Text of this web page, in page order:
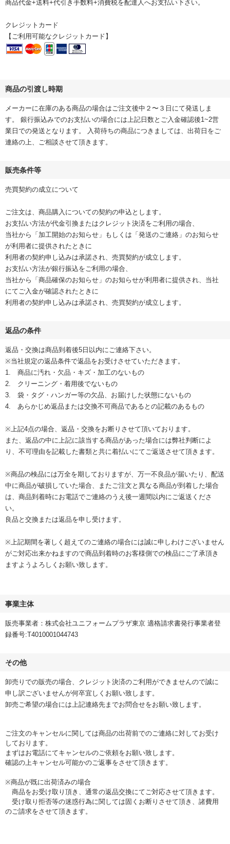
商品代金+送料+代引き手数料+消費税を配達人へお支払い下さい。
クレジットカード
【ご利用可能なクレジットカード】
商品の引渡し時期
メーカーに在庫のある商品の場合はご注文後中２〜３日にて発送しま
す。 銀行振込みでのお支払いの場合には上記日数とご入金確認後1~2営
業日での発送となります。 入荷待ちの商品につきましては、出荷日をご
連絡の上、ご相談させて頂きます。
販売条件等
売買契約の成立について
ご注文は、商品購入についての契約の申込とします。
お支払い方法が代金引換またはクレジット決済をご利用の場合、
当社から「加工開始のお知らせ」もしくは「発送のご連絡」のお知らせ
が利用者に提供されたときに
利用者の契約申し込みは承諾され、売買契約が成立します。
お支払い方法が銀行振込をご利用の場合、
当社から「商品確保のお知らせ」のお知らせが利用者に提供され、当社
にてご入金が確認されたときに
利用者の契約申し込みは承諾され、売買契約が成立します。
返品の条件
返品・交換は商品到着後5日以内にご連絡下さい。
※当社規定の返品条件で返品をお受けさせていただきます。
1. 商品に汚れ・欠品・キズ・加工のないもの
2. クリーニング・着用後でないもの
3. 袋・タグ・ハンガー等の欠品、お届けした状態にないもの
4. あらかじめ返品または交換不可商品であるとの記載のあるもの
※上記4点の場合、返品・交換をお断りさせて頂いております。
また、返品の中に上記に該当する商品があった場合には弊社判断によ
り、不可理由を記載した書類と共に着払いにてご返送させて頂きます。
※商品の検品には万全を期しておりますが、万一不良品が届いたり、配送
中に商品が破損していた場合、またご注文と異なる商品が到着した場合
は、商品到着時にお電話でご連絡のうえ後一週間以内にご返送くださ
い。
良品と交換または返品を申し受けます。
※上記期間を著しく超えてのご連絡の場合には誠に申しわけございません
がご対応出来かねますので商品到着時のお客様側での検品にご了承頂き
ますようよろしくお願い致します。
事業主体
販売事業者：株式会社ユニフォームプラザ東京 適格請求書発行事業者登
録番号:T4010001044743
その他
卸売りでの販売の場合、クレジット決済のご利用ができませんので誠に
申し訳ございませんが何卒宜しくお願い致します。
卸売ご希望の場合には上記連絡先までお問合せをお願い致します。
ご注文のキャンセルに関しては商品の出荷前でのご連絡に対してお受け
しております。
まずはお電話にてキャンセルのご依頼をお願い致します。
確認の上キャンセル可能かのご返事をさせて頂きます。
※商品が既に出荷済みの場合
商品をお受け取り頂き、通常の返品交換にてご対応させて頂きます。
受け取り拒否等の迷惑行為に関しては固くお断りさせて頂き、諸費用
のご請求をさせて頂きます。